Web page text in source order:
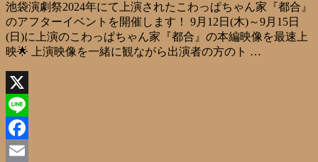
池袋演劇祭2024年にて上演されたこわっぱちゃん家『都合』
のアフターイベントを開催します！ 9月12日(木)～9月15日
(日)に上演のこわっぱちゃん家『都合』の本編映像を最速上
映🌟 上演映像を一緒に観ながら出演者の方のト …
X
Line
Facebook